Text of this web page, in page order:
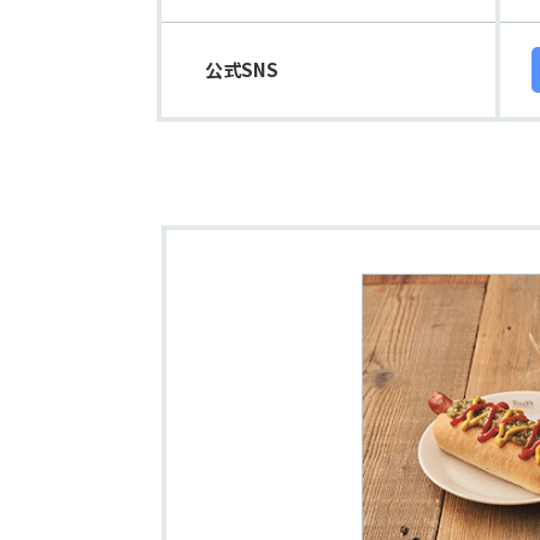
公式SNS